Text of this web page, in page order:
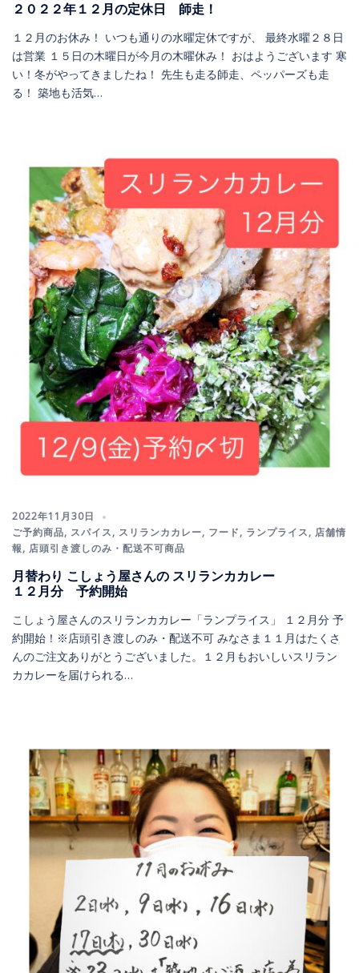
２０２２年１２月の定休日 師走！
１２月のお休み！ いつも通りの水曜定休ですが、 最終水曜２８日
は営業 １５日の木曜日が今月の木曜休み！ おはようございます 寒
い！冬がやってきましたね！ 先生も走る師走、ペッパーズも走
る！ 築地も活気…
2022年11月30日
ご予約商品, スパイス, スリランカカレー, フード, ランプライス, 店舗情
報, 店頭引き渡しのみ・配送不可商品
月替わり こしょう屋さんの スリランカカレー
１２月分 予約開始
こしょう屋さんのスリランカカレー「ランプライス」 １２月分 予
約開始！※店頭引き渡しのみ・配送不可 みなさま１１月はたくさ
んのご注文ありがとうございました。１２月もおいしいスリラン
カカレーを届けられる…